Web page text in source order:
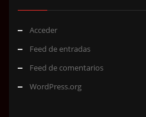
Acceder
Feed de entradas
Feed de comentarios
WordPress.org